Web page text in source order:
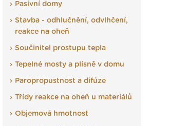
Pasivní domy
Stavba - odhlučnění, odvlhčení,
reakce na oheň
Součinitel prostupu tepla
Tepelné mosty a plísně v domu
Paropropustnost a difúze
Třídy reakce na oheň u materiálů
Objemová hmotnost